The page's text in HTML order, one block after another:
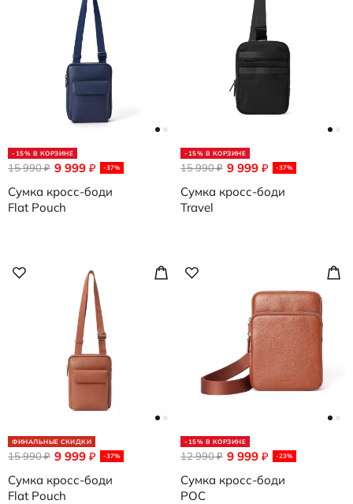
-15% В КОРЗИНЕ
9 999 ₽ -37%
15 990₽
Сумка кросс-боди
Flat Pouch
-15% В КОРЗИНЕ
9 999 ₽ -37%
15 990₽
Сумка кросс-боди
Travel
ФИНАЛЬНЫЕ СКИДКИ
9 999 ₽ -37%
15 990₽
Сумка кросс-боди
Flat Pouch
-15% В КОРЗИНЕ
9 999 ₽ -23%
12 990₽
Сумка кросс-боди
POC